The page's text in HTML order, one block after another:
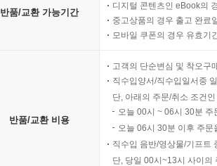
반품/교환 가능기간
디지털 콘텐츠인 eBook의
중고상품의 경우 출고 완료
모바일 쿠폰의 경우 유효기
반품/교환 비용
고객의 단순변심 및 착오구
직수입양서/직수입일서중
단, 아래의 주문/취소 조건
오늘 00시 ~ 06시 30분
오늘 06시 30분 이후 주
직수입 음반/영상물/기프트
단, 당일 00시~13시 사이의